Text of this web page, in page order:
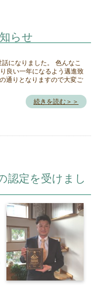
らせ
になりました。 色んなこ
良い一年になるよう邁進致
通りとなりますので大変ご
続きを読む＞＞
認定を受けまし